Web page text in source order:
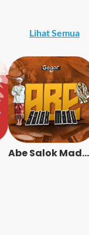
Lihat Semua
Abe Salok Madu